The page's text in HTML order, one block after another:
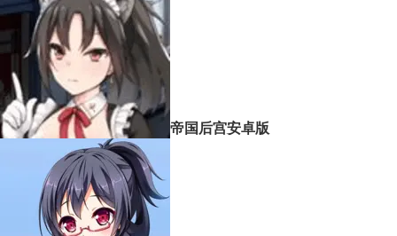
帝国后宫安卓版